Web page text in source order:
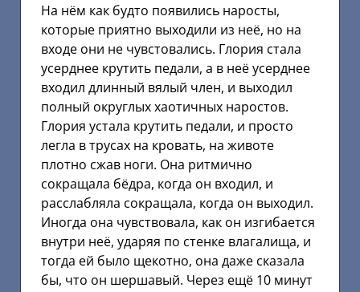
На нём как будто появились наросты,
которые приятно выходили из неё, но на
входе они не чувстовались. Глория стала
усерднее крутить педали, а в неё усерднее
входил длинный вялый член, и выходил
полный округлых хаотичных наростов.
Глория устала крутить педали, и просто
легла в трусах на кровать, на животе
плотно сжав ноги. Она ритмично
сокращала бёдра, когда он входил, и
расслабляла сокращала, когда он выходил.
Иногда она чувствовала, как он изгибается
внутри неё, ударяя по стенке влагалища, и
тогда ей было щекотно, она даже сказала
бы, что он шершавый. Через ещё 10 минут